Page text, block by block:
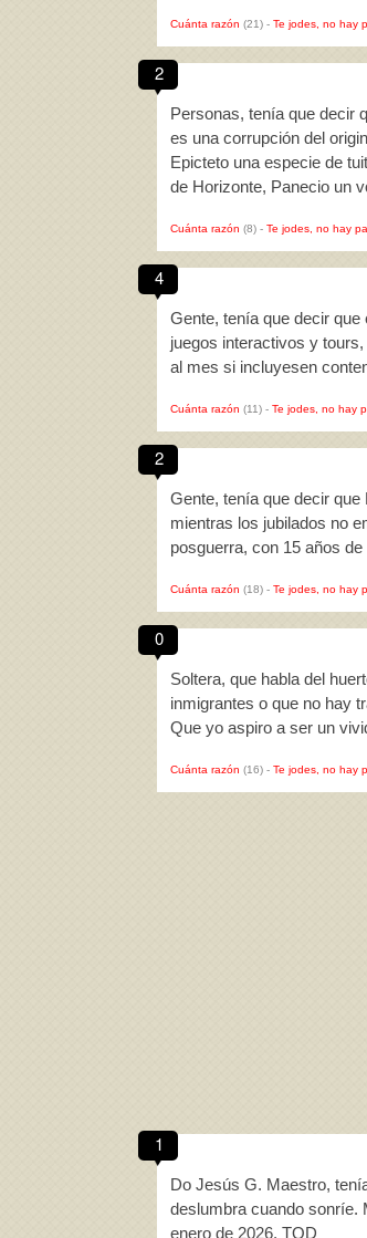
Cuánta razón (21) - Te jodes, no hay
2
Personas, tenía que decir
es una corrupción del
Epicteto una especie de
de Horizonte, Panecio un
Cuánta razón (8) - Te jodes, no hay
4
Gente, tenía que decir
juegos interactivos y
al mes si incluyesen
Cuánta razón (11) - Te jodes, no hay
2
Gente, tenía que decir
mientras los jubilados no
posguerra, con 15 años
Cuánta razón (18) - Te jodes, no hay
0
Soltera, que habla del
inmigrantes o que no hay
Que yo aspiro a ser un
Cuánta razón (16) - Te jodes, no hay
1
Do Jesús G. Maestro,
deslumbra cuando sonríe.
enero de 2026. TQD